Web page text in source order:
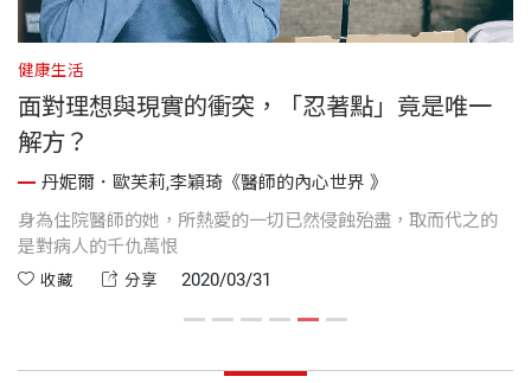
健康生活
面對理想與現實的衝突，「忍著點」竟是唯一
解方？
丹妮爾．歐芙莉,李穎琦《醫師的內心世界 》
身為住院醫師的她，所熱愛的一切已然侵蝕殆盡，取而代之的
是對病人的千仇萬恨
收藏 分享 2020/03/31